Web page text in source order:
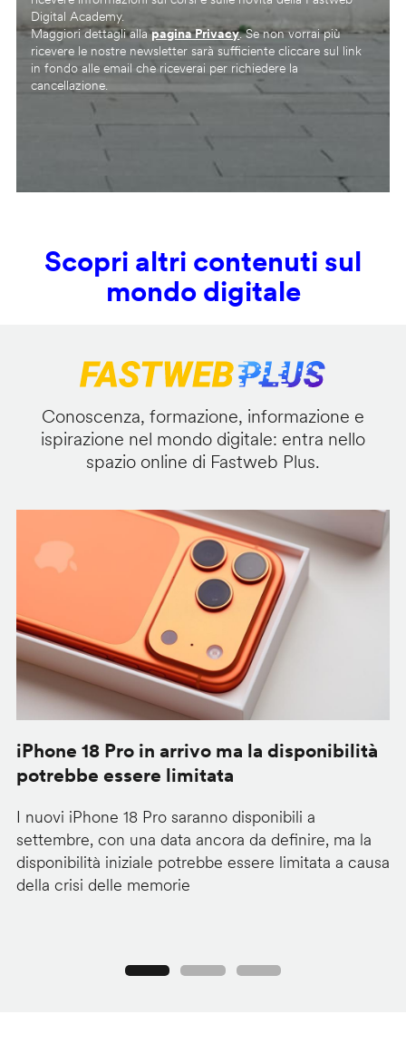
Digital Academy.
Maggiori dettagli allapagina Privacy. Se non vorrai più
ricevere le nostre newsletter sarà sufficiente cliccare sul link
in fondo alle email che riceverai per richiedere la
cancellazione.
Scopri altri contenuti sul
mondo digitale
Conoscenza, formazione, informazione e
ispirazione nel mondo digitale: entra nello
spazio online di Fastweb Plus.
iPhone 18 Pro in arrivo ma la disponibilità
potrebbe essere limitata
I nuovi iPhone 18 Pro saranno disponibili a
settembre, con una data ancora da definire, ma la
disponibilità iniziale potrebbe essere limitata a causa
della crisi delle memorie